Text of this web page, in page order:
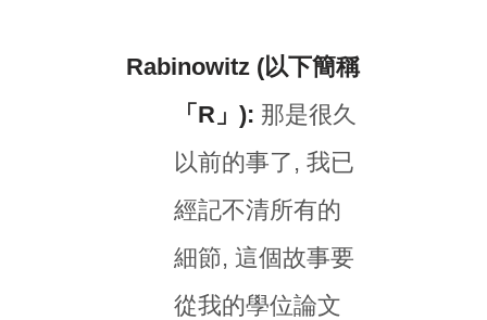
Rabinowitz (以下簡稱
「R」): 那是很久
以前的事了, 我已
經記不清所有的
細節, 這個故事要
從我的學位論文